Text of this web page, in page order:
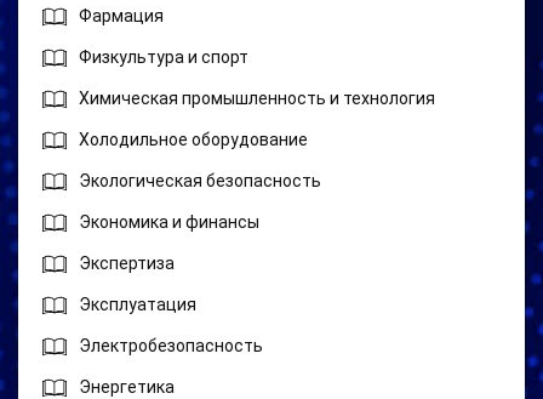
Фармация
Физкультура и спорт
Химическая промышленность и технология
Холодильное оборудование
Экологическая безопасность
Экономика и финансы
Экспертиза
Эксплуатация
Электробезопасность
Энергетика